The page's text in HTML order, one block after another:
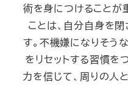
術を身につけることが
ことは、自分自身を
す。不機嫌になりそう
をリセットする習慣を
力を信じて、周りの人